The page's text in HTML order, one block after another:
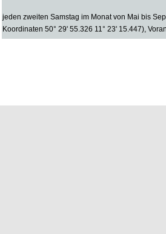
jeden zweiten Samstag im Monat von Mai bis
Koordinaten 50° 29' 55.326 11° 23' 15.447),